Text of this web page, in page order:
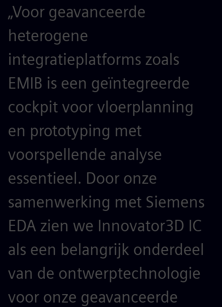
„Voor geavanceerde
heterogene
integratieplatforms zoals
EMIB is een geïntegreerde
cockpit voor vloerplanning
en prototyping met
voorspellende analyse
essentieel. Door onze
samenwerking met Siemens
EDA zien we Innovator3D IC
als een belangrijk onderdeel
van de ontwerptechnologie
voor onze geavanceerde